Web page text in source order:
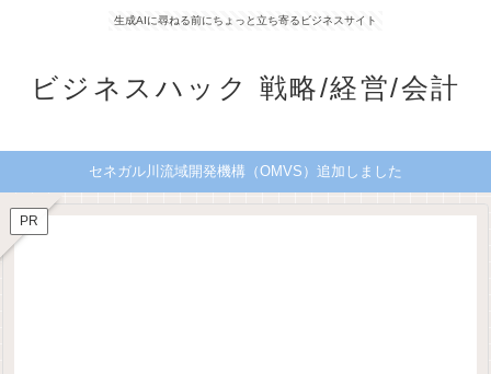
生成AIに尋ねる前にちょっと立ち寄るビジネスサイト
ビジネスハック 戦略/経営/会計
セネガル川流域開発機構（OMVS）追加しました
PR